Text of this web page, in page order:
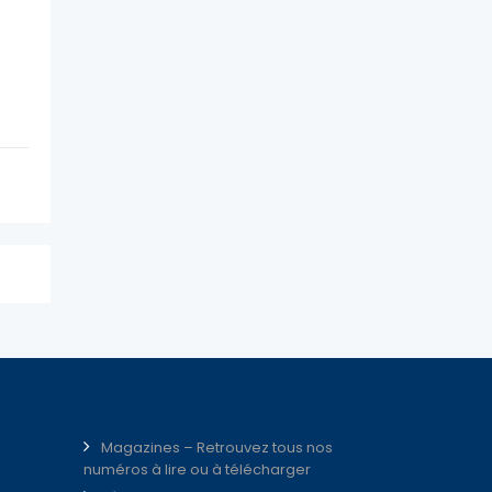
Magazines – Retrouvez tous nos
numéros à lire ou à télécharger